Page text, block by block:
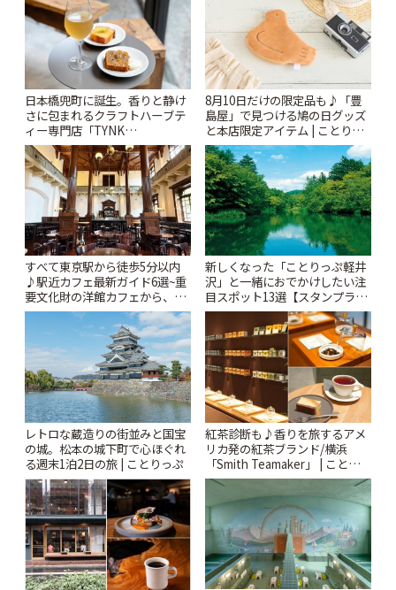
日本橋兜町に誕生。香りと静け
さに包まれるクラフトハーブテ
ィー専門店「TYNK
Kabutocho」 | ことりっぷ
8月10日だけの限定品も♪「豊
島屋」で見つける鳩の日グッズ
と本店限定アイテム | ことりっ
ぷ
すべて東京駅から徒歩5分以内
♪駅近カフェ最新ガイド6選~重
要文化財の洋館カフェから、改
札すぐのレトロ喫茶まで~ | こと
新しくなった「ことりっぷ軽井
沢」と一緒におでかけしたい注
目スポット13選【スタンプラリ
ー開催中】 | ことりっぷ
レトロな蔵造りの街並みと国宝
の城。松本の城下町で心ほぐれ
る週末1泊2日の旅 | ことりっぷ
紅茶診断も♪香りを旅するアメ
リカ発の紅茶ブランド/横浜
「Smith Teamaker」 | ことりっ
ぷ